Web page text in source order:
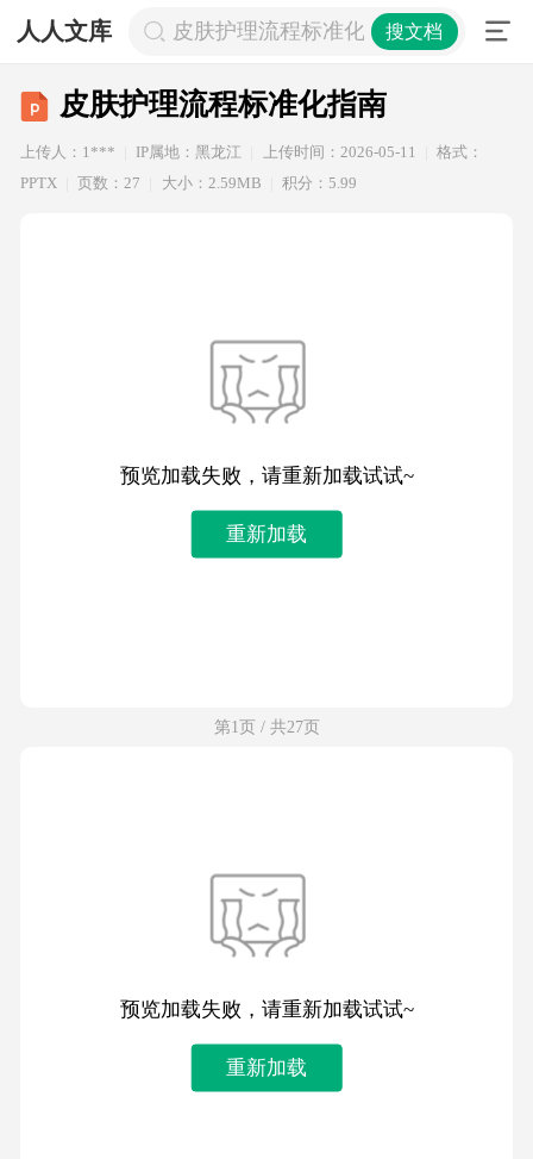
人人文库 皮肤护理流程标准化指南搜文档
皮肤护理流程标准化指南
上传人：1*** IP属地：黑龙江 上传时间：2026-05-11
格式：
PPTX
页数：27 大小：2.59MB 积分：5.99
预览加载失败，请重新加载试试~
重新加载
第1页 / 共27页
预览加载失败，请重新加载试试~
重新加载